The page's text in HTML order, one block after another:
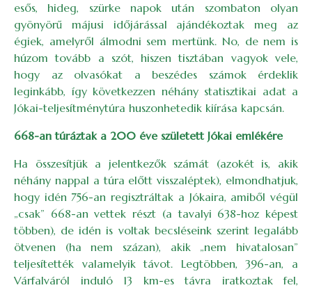
esős, hideg, szürke napok után szombaton olyan
gyönyörű májusi időjárással ajándékoztak meg az
égiek, amelyről álmodni sem mertünk. No, de nem is
húzom tovább a szót, hiszen tisztában vagyok vele,
hogy az olvasókat a beszédes számok érdeklik
leginkább, így következzen néhány statisztikai adat a
Jókai-teljesítménytúra huszonhetedik kiírása kapcsán.
668-an túráztak a 200 éve született Jókai emlékére
Ha összesítjük a jelentkezők számát (azokét is, akik
néhány nappal a túra előtt visszaléptek), elmondhatjuk,
hogy idén 756-an regisztráltak a Jókaira, amiből végül
„csak” 668-an vettek részt (a tavalyi 638-hoz képest
többen), de idén is voltak becsléseink szerint legalább
ötvenen (ha nem százan), akik „nem hivatalosan”
teljesítették valamelyik távot. Legtöbben, 396-an, a
Várfalváról induló 13 km-es távra iratkoztak fel,